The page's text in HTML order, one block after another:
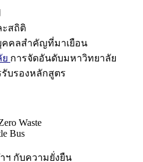
สถิติ
คคลสำคัญที่มาเยือน
การจัดอันดับมหาวิทยาลัย
รับรองหลักสูตร
Waste
Bus
ฯ กับความยั่งยืน